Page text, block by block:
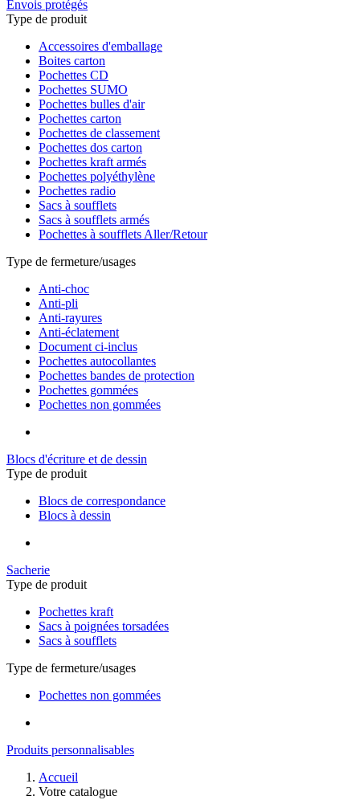
Envois protégés
Type de produit
Accessoires d'emballage
Boites carton
Pochettes CD
Pochettes SUMO
Pochettes bulles d'air
Pochettes carton
Pochettes de classement
Pochettes dos carton
Pochettes kraft armés
Pochettes polyéthylène
Pochettes radio
Sacs à soufflets
Sacs à soufflets armés
Pochettes à soufflets Aller/Retour
Type de fermeture/usages
Anti-choc
Anti-pli
Anti-rayures
Anti-éclatement
Document ci-inclus
Pochettes autocollantes
Pochettes bandes de protection
Pochettes gommées
Pochettes non gommées
Blocs d'écriture et de dessin
Type de produit
Blocs de correspondance
Blocs à dessin
Sacherie
Type de produit
Pochettes kraft
Sacs à poignées torsadées
Sacs à soufflets
Type de fermeture/usages
Pochettes non gommées
Produits personnalisables
Accueil
Votre catalogue